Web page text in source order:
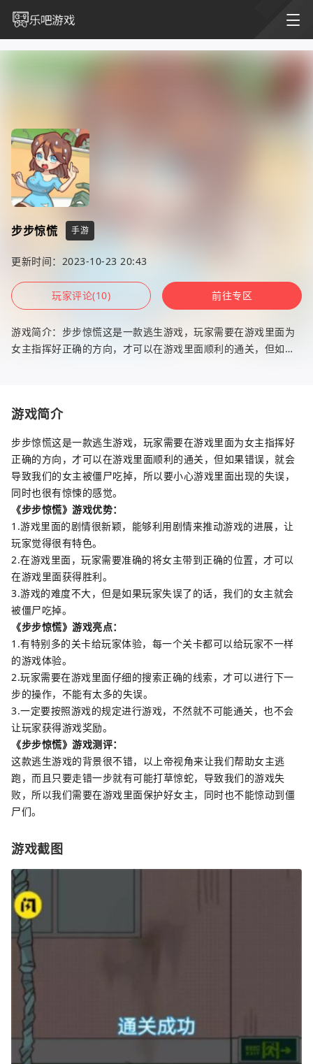
步步惊慌 手游
更新时间：2023-10-23 20:43
玩家评论(10) 前往专区
游戏简介：步步惊慌这是一款逃生游戏，玩家需要在游戏里面为
女主指挥好正确的方向，才可以在游戏里面顺利的通关，但如果
游戏简介
步步惊慌这是一款逃生游戏，玩家需要在游戏里面为女主指挥好
正确的方向，才可以在游戏里面顺利的通关，但如果错误，就会
导致我们的女主被僵尸吃掉，所以要小心游戏里面出现的失误，
同时也很有惊悚的感觉。
《步步惊慌》游戏优势：
1.游戏里面的剧情很新颖，能够利用剧情来推动游戏的进展，让
玩家觉得很有特色。
2.在游戏里面，玩家需要准确的将女主带到正确的位置，才可以
在游戏里面获得胜利。
3.游戏的难度不大，但是如果玩家失误了的话，我们的女主就会
被僵尸吃掉。
《步步惊慌》游戏亮点：
1.有特别多的关卡给玩家体验，每一个关卡都可以给玩家不一样
的游戏体验。
2.玩家需要在游戏里面仔细的搜索正确的线索，才可以进行下一
步的操作，不能有太多的失误。
3.一定要按照游戏的规定进行游戏，不然就不可能通关，也不会
让玩家获得游戏奖励。
《步步惊慌》游戏测评：
这款逃生游戏的背景很不错，以上帝视角来让我们帮助女主逃
跑，而且只要走错一步就有可能打草惊蛇，导致我们的游戏失
败，所以我们需要在游戏里面保护好女主，同时也不能惊动到僵
尸们。
游戏截图